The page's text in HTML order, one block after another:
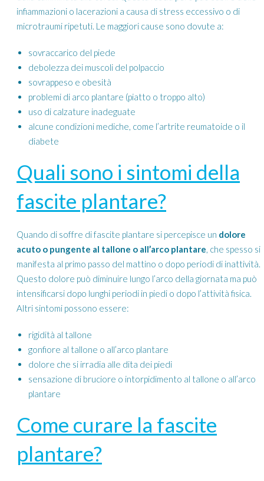
infiammazioni o lacerazioni a causa di stress eccessivo o di
microtraumi ripetuti. Le maggiori cause sono dovute a:
sovraccarico del piede
debolezza dei muscoli del polpaccio
sovrappeso e obesità
problemi di arco plantare (piatto o troppo alto)
uso di calzature inadeguate
alcune condizioni mediche, come l’artrite reumatoide o il
diabete
Quali sono i sintomi della
fascite plantare?
Quando di soffre di fascite plantare si percepisce un dolore
acuto o pungente al tallone o all’arco plantare, che spesso si
manifesta al primo passo del mattino o dopo periodi di inattività.
Questo dolore può diminuire lungo l’arco della giornata ma può
intensificarsi dopo lunghi periodi in piedi o dopo l’attività fisica.
Altri sintomi possono essere:
rigidità al tallone
gonfiore al tallone o all’arco plantare
dolore che si irradia alle dita dei piedi
sensazione di bruciore o intorpidimento al tallone o all’arco
plantare
Come curare la fascite
plantare?